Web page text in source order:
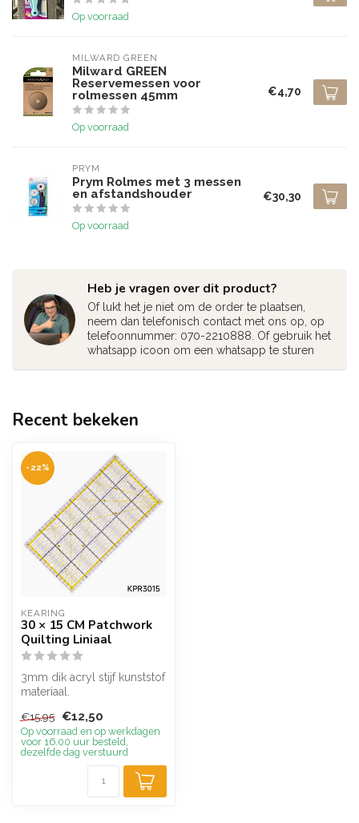
Op voorraad
MILWARD GREEN
Milward GREEN
Reservemessen voor
rolmessen 45mm
Op voorraad
€4,70
PRYM
Prym Rolmes met 3 messen
en afstandshouder
Op voorraad
€30,30
Heb je vragen over dit product?
Of lukt het je niet om de order te plaatsen,
neem dan telefonisch contact met ons op, op
telefoonnummer: 070-2210888. Of gebruik het
whatsapp icoon om een whatsapp te sturen
Recent bekeken
-22%
KEARING
30 × 15 CM Patchwork
Quilting Liniaal
3mm dik acryl stijf kunststof
materiaal.
30, 45 en 60 g...
€15,95 €12,50
Op voorraad en op werkdagen
voor 16.00 uur besteld,
dezelfde dag verstuurd